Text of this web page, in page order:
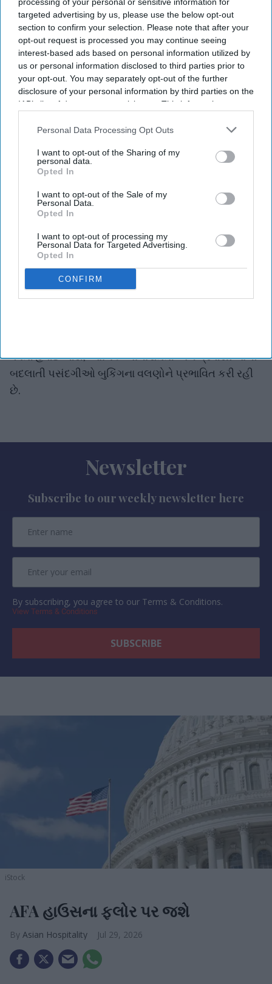
targeted advertising by us, please use the below opt-out
section to confirm your selection. Please note that after your
opt-out request is processed you may continue seeing
interest-based ads based on personal information utilized by
us or personal information disclosed to third parties prior to
your opt-out. You may separately opt-out of the further
disclosure of your personal information by third parties on the
IAB’s list of downstream participants. This information may
Downstream Participantsthat may further disclose it to other
Personal Data Processing Opt Outs
I want to opt-out of the Sharing of my
personal data.
Opted In
I want to opt-out of the Sale of my
Personal Data.
Opted In
I want to opt-out of processing my
Personal Data for Targeted Advertising.
Opted In
CONFIRM
નિષ્ણાત માર્ટી બાઉરે જણાવ્યું કે, “અમેરિકનો ઉનાળાનો
આનંદ છોડતા નથી. તેઓ માત્ર એ વિચાર છોડીને આગળ
વધી રહ્યા છે કે યાદગાર વેકેશન માટે હવાઈ મુસાફરી, હોટેલ
અથવા ભારે ખર્ચ જરૂરી છે. હવે વેકેશનનું બજેટ એકલું નથી
રહ્યું; તે વધતા ઇંધણ ખર્ચ, કરિયાણાના બિલ અને અન્ય
દૈનિક ખર્ચ સાથે સ્પર્ધા કરી રહ્યું છે, જેને અવગણવું વધુ
પૈસા બચાવીને રાખતા નથી. આશરે 40 થી 47 ટકા લોકોએ
જણાવ્યું કે તેઓ તે નાણાં કરિયાણા અથવા દૈનિક
જરૂરિયાતોની વસ્તુઓ પર ખર્ચશે. 20 થી 28 ટકા લોકો ભાડું
જ્યારે 23 ટકા લોકો દેવું ઘટાડવા માટે તેનો ઉપયોગ કરશે.ઘરે
રહેવા છતાં ઘણા અમેરિકનો પોતાને નાની-મોટી ખુશીઓ
આપવાનું ચાલુ રાખી રહ્યા છે. મુસાફરીની યોજના રદ
કરનારાઓમાં લગભગ 58 ટકા લોકો કપડાં, બહાર જમવાનું,
ફૂડ ડિલિવરી, સ્થાનિક મનોરંજનના અનુભવો અને
પ્રીમિયમ કરિયાણાની વસ્તુઓ જેવી નાની વૈભવી વસ્તુઓ
વધતા હવાઈ ભાડાં, આર્થિક અનિશ્ચિતતા અને પ્રવાસીઓની
બદલાતી પસંદગીઓ બુકિંગના વલણોને પ્રભાવિત કરી રહી
છે.
Newsletter
Subscribe to our weekly newsletter here
By subscribing, you agree to our Terms & Conditions.
View Terms & Conditions
iStock
AFA હાઉસના ફ્લોર પર જશે
Asian Hospitality Jul 29, 2026